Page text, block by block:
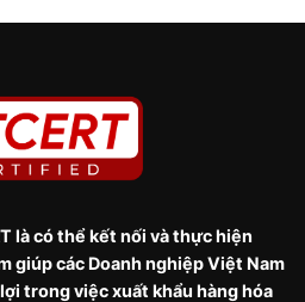
là có thể kết nối và thực hiện
giúp các Doanh nghiệp Việt Nam
trong việc xuất khẩu hàng hóa